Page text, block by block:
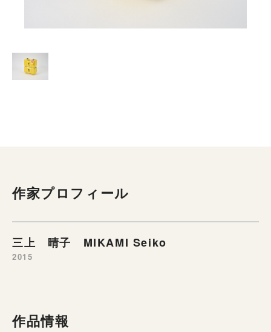
作家プロフィール
三上 晴子 MIKAMI Seiko
2015
作品情報